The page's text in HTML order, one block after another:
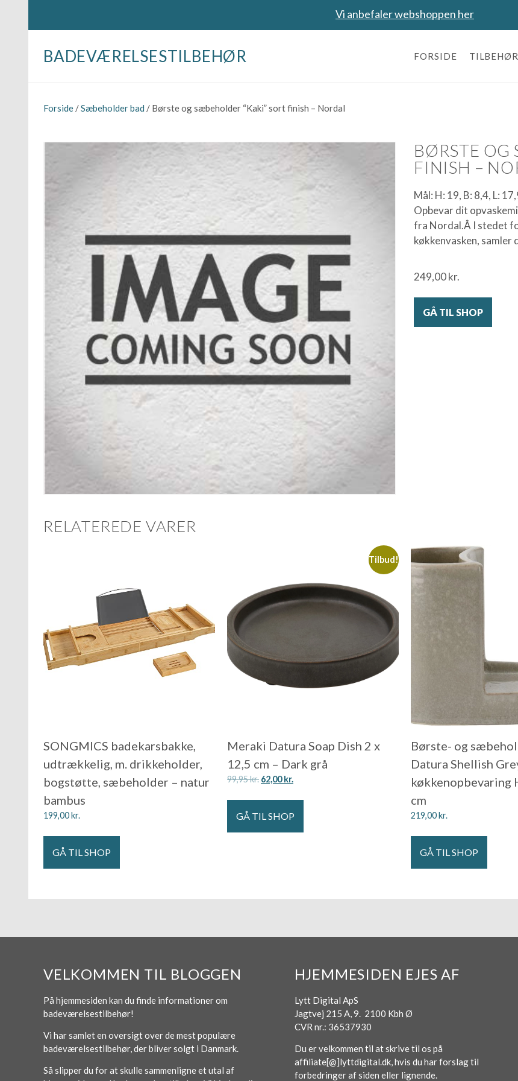
Vi anbefaler webshoppen her
BADEVÆRELSESTILBEHØR FORSIDE TILBEHØR
Forside /Sæbeholder bad / Børste og sæbeholder “Kaki” sort finish – Nordal
BØRSTE OG
FINISH –
Mål: H: 19, B: 8,4, L:
Opbevar dit
fra Nordal.Â I stedet
køkkenvasken, samler
249,00kr.
GÅ TIL SHOP
RELATEREDE VARER
SONGMICS badekarsbakke,
udtrækkelig, m. drikkeholder,
bogstøtte, sæbeholder – natur
bambus
199,00kr.
GÅ TIL SHOP
Tilbud!
Meraki Datura Soap Dish 2 x
12,5 cm – Dark grå
99,95kr. 62,00kr.
GÅ TIL SHOP
Børste- og
Datura Shellish
køkkenopbevaring
cm
219,00kr.
GÅ TIL SHOP
VELKOMMEN TIL BLOGGEN
På hjemmesiden kan du finde informationer om
badeværelsestilbehør!
Vi har samlet en oversigt over de mest populære
badeværelsestilbehør, der bliver solgt i Danmark.
Så slipper du for at skulle sammenligne et utal af
HJEMMESIDEN EJES AF
Lytt Digital ApS
Jagtvej 215 A, 9. 2100 Kbh Ø
CVR nr.: 36537930
Du er velkommen til at skrive til os på
affiliate[@]lyttdigital.dk, hvis du har forslag til
forbedringer af siden eller lignende.